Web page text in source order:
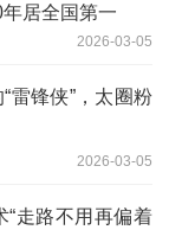
居全国第一
2026-03-05
雷锋侠”，太圈粉
2026-03-05
“走路不用再偏着